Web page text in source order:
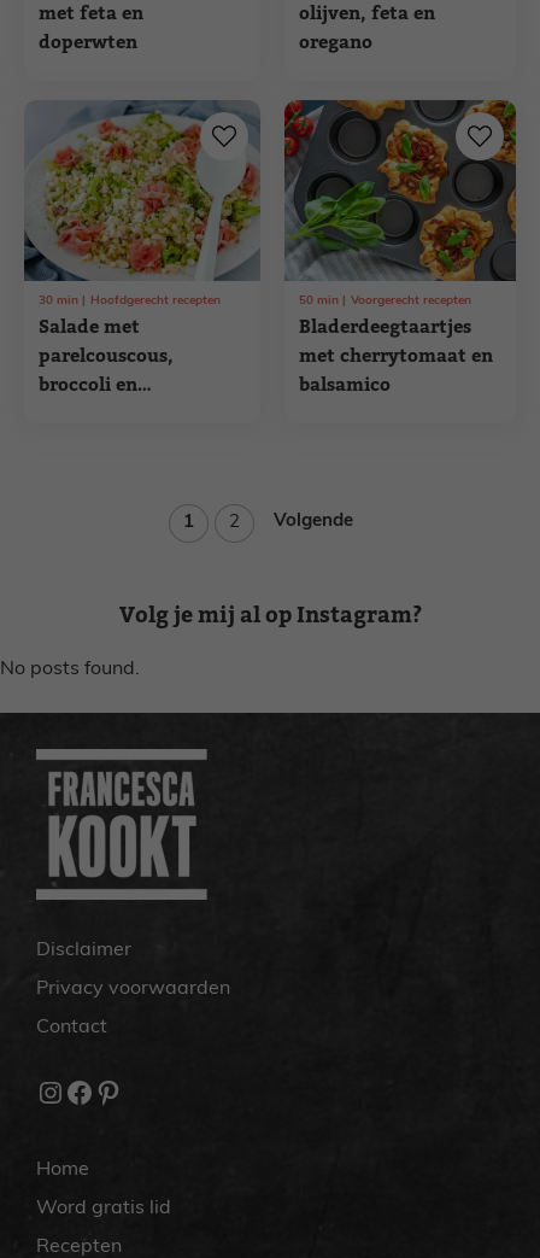
met feta en
doperwten
olijven, feta en
oregano
Salade met
parelcouscous,
broccoli en
30 min Hoofdgerecht recepten
Bladerdeegtaartjes
met cherrytomaat en
balsamico
50 min Voorgerecht recepten
Pagina
1 Pagina
2 Volgende
Volg je mij al op Instagram?
No posts found.
Disclaimer
Privacy voorwaarden
Contact
Instagram
Facebook
Pinterest
Home
Word gratis lid
Recepten